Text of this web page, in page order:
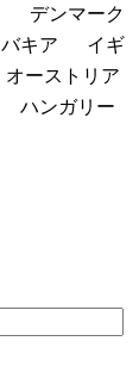
デンマーク
キア
イギ
オーストリア
ハンガリー